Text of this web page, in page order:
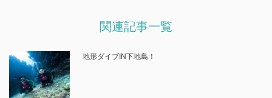
関連記事一覧
地形ダイブIN下地島！